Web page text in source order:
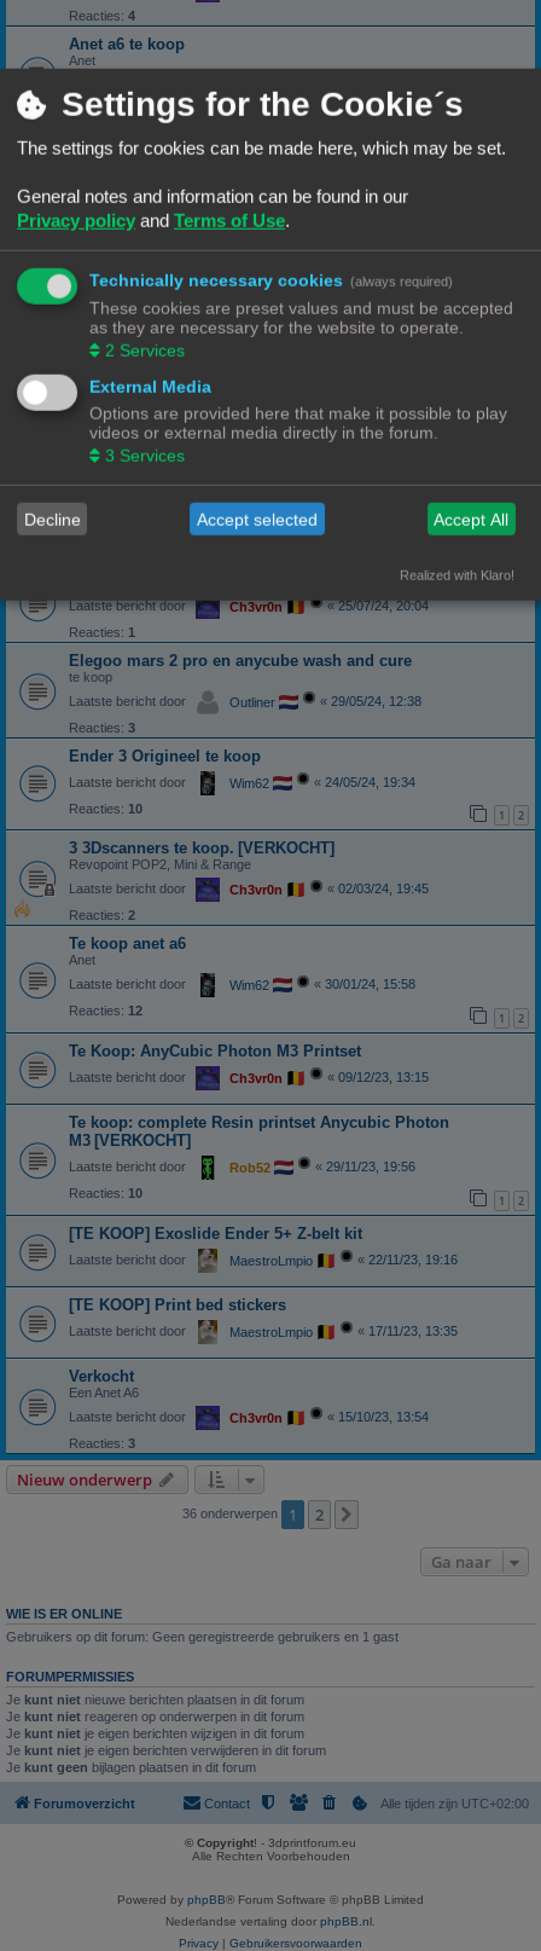
Reacties: 4
Anet a6 te koop
Anet
Reacties:
Voltage regulator met gesoldeerde draden
gezocht [VERKOCHT]
Laatste bericht door
Ch3vr0n «09/11/24, 16:21
Reacties:19
Laatste bericht door Ch3vr0n «19/08/24, 18:30
Reacties:4
Creality onderdelen
Reacties:
ROG STRIX Scope DELUXE RGB Toetsenbord
Laatste bericht door
Zelfbouw onderdelen
Laatste bericht door Barbara
Laatste bericht door Ch3vr0n «25/07/24, 20:04
Reacties: 1
Elegoo mars 2 pro en anycube wash and cure
te koop
Laatste bericht door
Outliner « 29/05/24, 12:38
Reacties: 3
Ender 3 Origineel te koop
Laatste bericht door Wim62 « 24/05/24, 19:34
Reacties: 10 1 2
3 3Dscanners te koop. [VERKOCHT]
Revopoint POP2, Mini & Range
Laatste bericht door
Ch3vr0n « 02/03/24, 19:45
Reacties: 2
Te koop anet a6
Anet
Laatste bericht door
Wim62 « 30/01/24, 15:58
Reacties: 12 1 2
Te Koop: AnyCubic Photon M3 Printset
Laatste bericht door Ch3vr0n « 09/12/23, 13:15
Te koop: complete Resin printset Anycubic Photon
M3 [VERKOCHT]
Laatste bericht door Rob52 « 29/11/23, 19:56
Reacties: 10 1 2
[TE KOOP] Exoslide Ender 5+ Z-belt kit
Laatste bericht door MaestroLmpio « 22/11/23, 19:16
[TE KOOP] Print bed stickers
Laatste bericht door MaestroLmpio « 17/11/23, 13:35
Verkocht
Een Anet A6
Laatste bericht door
Ch3vr0n « 15/10/23, 13:54
Reacties: 3
Nieuw onderwerp
36 onderwerpen 1 2
Ga naar
WIE IS ER ONLINE
Gebruikers op dit forum: Geen geregistreerde gebruikers en 1 gast
FORUMPERMISSIES
Je kunt niet nieuwe berichten plaatsen in dit forum
Je kunt niet reageren op onderwerpen in dit forum
Je kunt niet je eigen berichten wijzigen in dit forum
Je kunt niet je eigen berichten verwijderen in dit forum
Je kunt geen bijlagen plaatsen in dit forum
Forumoverzicht Alle tijden zijn UTC+02:00
Contact
© Copyright! - 3dprintforum.eu
Alle Rechten Voorbehouden
Powered by phpBB® Forum Software © phpBB Limited
Nederlandse vertaling door phpBB.nl
Privacy | Gebruikersvoorwaarden
Settings for the Cookie´s
The settings for cookies can be made here, which may be set.
General notes and information can be found in our
Privacy policy and Terms of Use.
Technically necessary cookies (always required)
These cookies are preset values and must be accepted
as they are necessary for the website to operate.
2 Services
External Media
Options are provided here that make it possible to play
videos or external media directly in the forum.
3 Services
Decline Accept selected Accept All
Realized with Klaro!